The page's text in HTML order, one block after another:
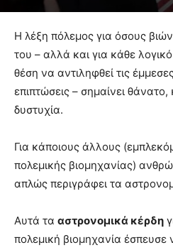
lesbians
very
cam
show.desi
xxx
teaches
you
the
pain.
pornhun
Η λέξη πόλεμος για όσους
του – αλλά και για κάθε
θέση να αντιληφθεί τις
επιπτώσεις – σημαίνει
δυστυχία.
Για κάποιους άλλους
πολεμικής βιομηχανίας)
απλώς περιγράφει τα
Αυτά τα αστρονομικά κέρδη
πολεμική βιομηχανία έσπευσε